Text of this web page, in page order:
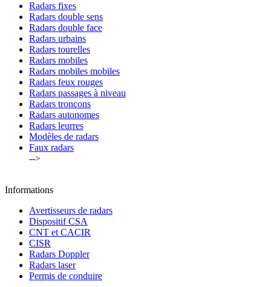
Radars fixes
Radars double sens
Radars double face
Radars urbains
Radars tourelles
Radars mobiles
Radars mobiles mobiles
Radars feux rouges
Radars passages à niveau
Radars tronçons
Radars autonomes
Radars leurres
Modèles de radars
Faux radars
-->
Informations
Avertisseurs de radars
Dispositif CSA
CNT et CACIR
CISR
Radars Doppler
Radars laser
Permis de conduire